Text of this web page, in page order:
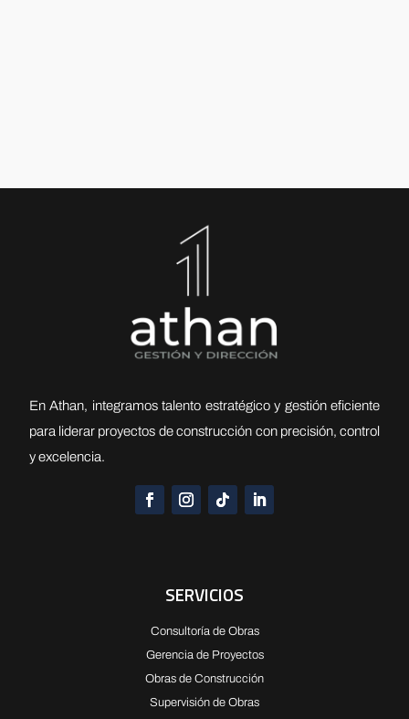
En Athan, integramos talento estratégico y gestión eficiente
para liderar proyectos de construcción con precisión, control
y excelencia.
SERVICIOS
Consultoría de Obras
Gerencia de Proyectos
Obras de Construcción
Supervisión de Obras